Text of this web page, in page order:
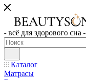
- всё для здорового сна -
Каталог
Матрасы